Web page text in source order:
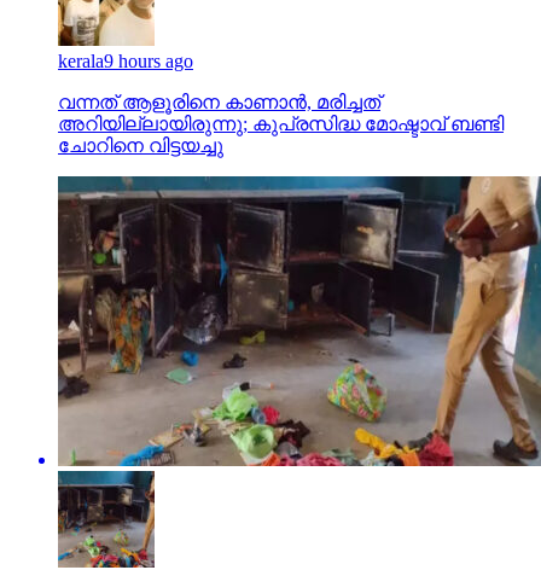
kerala9 hours ago
വന്നത് ആളൂരിനെ കാണാന്‍, മരിച്ചത്
അറിയില്ലായിരുന്നു; കുപ്രസിദ്ധ മോഷ്ടാവ് ബണ്ടി
ചോറിനെ വിട്ടയച്ചു